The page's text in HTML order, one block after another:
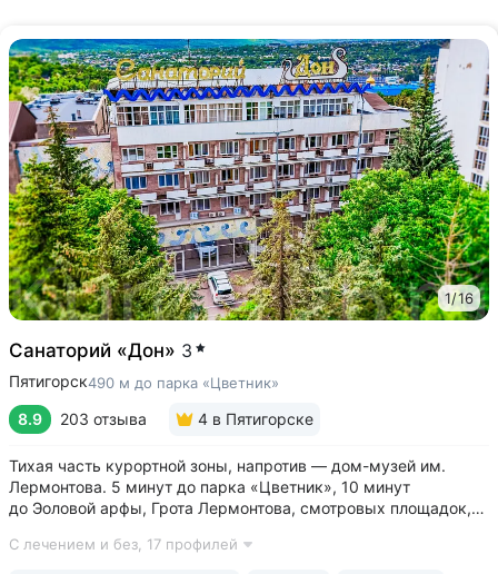
1/16
Санаторий «Дон» 3
Пятигорск490 м до парка «Цветник»
8.9 203 отзыва 4 в Пятигорске
Тихая часть курортной зоны, напротив — дом-музей им.
Лермонтова. 5 минут до парка «Цветник», 10 минут
до Эоловой арфы, Грота Лермонтова, смотровых площадок,
минеральной воды № 29. Воду этого источника можно
С лечением и без, 17 профилей